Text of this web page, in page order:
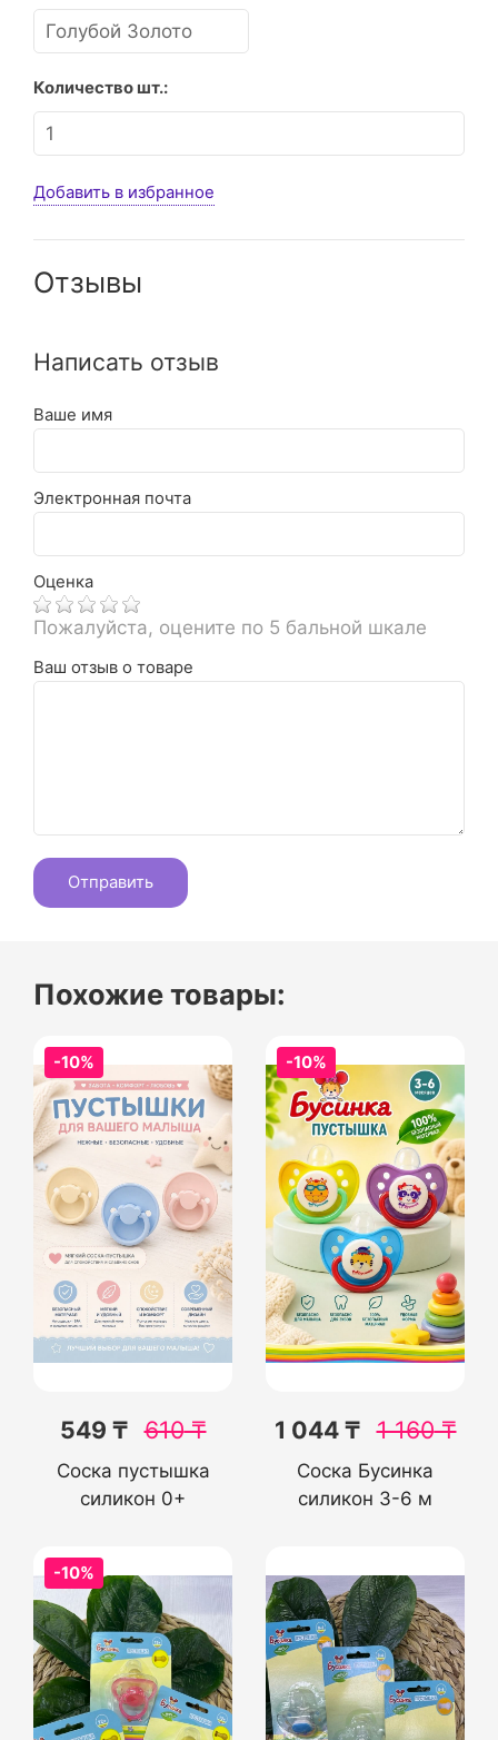
Количество шт.:
Добавить в избранное
Отзывы
Написать отзыв
Ваше имя
Электронная почта
Оценка
Пожалуйста, оцените по 5 бальной шкале
Ваш отзыв о товаре
Похожие товары:
-10%
549 ₸ 610₸
Соска пустышка
силикон 0+
-10%
1 044 ₸ 1 160₸
Соска Бусинка
силикон 3-6 м
-10%